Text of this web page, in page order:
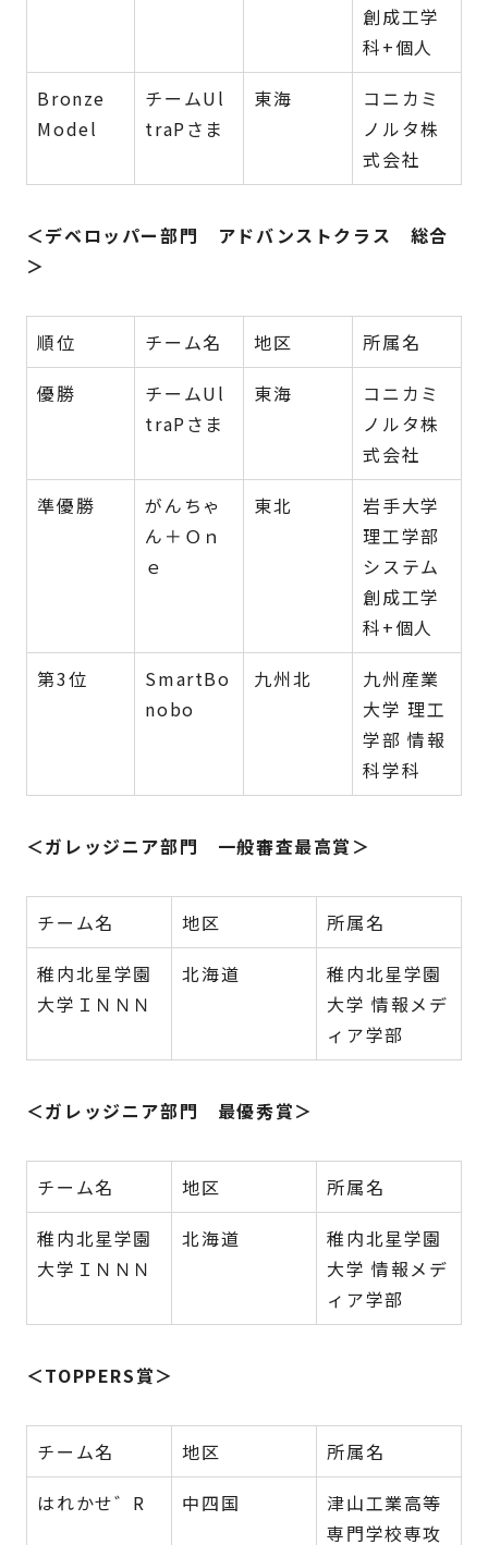
創成工学
科+個人
Bronze
Model
チームUl
traPさま
東海
コニカミ
ノルタ株
式会社
＜デベロッパー部門 アドバンストクラス 総合
＞
順位 チーム名 地区
所属名
優勝
チームUl
traPさま
東海
コニカミ
ノルタ株
式会社
準優勝
がんちゃ
ん＋Ｏｎ
ｅ
東北
岩手大学
理工学部
システム
創成工学
科+個人
第3位
SmartBo
nobo
九州北
九州産業
大学 理工
学部 情報
科学科
＜ガレッジニア部門 一般審査最高賞＞
チーム名 地区
所属名
稚内北星学園
大学ＩＮＮＮ
北海道
稚内北星学園
大学 情報メデ
ィア学部
＜ガレッジニア部門 最優秀賞＞
チーム名 地区
所属名
稚内北星学園
大学ＩＮＮＮ
北海道
稚内北星学園
大学 情報メデ
ィア学部
＜TOPPERS賞＞
チーム名 地区
所属名
はれかせ゛R
中四国
津山工業高等
専門学校専攻